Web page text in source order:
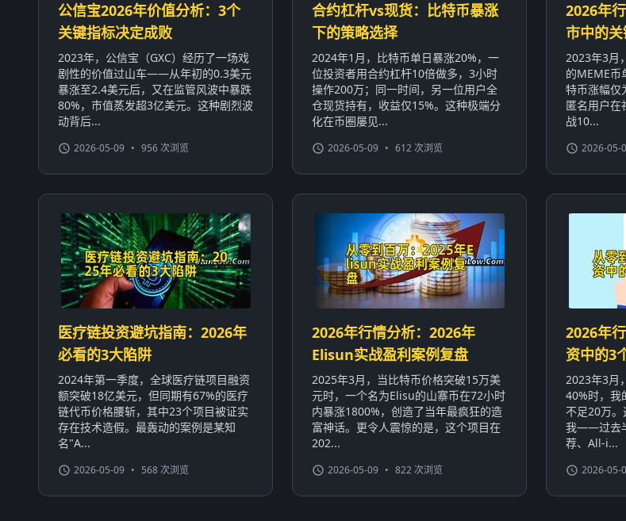
公信宝2026年价值分析：3个
关键指标决定成败
2023年，公信宝（GXC）经历了一场戏
剧性的价值过山车——从年初的0.3美元
暴涨至2.4美元后，又在监管风波中暴跌
80%，市值蒸发超3亿美元。这种剧烈波
动背后...
2026-05-09 • 956 次浏览
合约杠杆vs现货：比特币暴涨
下的策略选择
2024年1月，比特币单日暴涨20%，一
位投资者用合约杠杆10倍做多，3小时
操作200万；同一时间，另一位用户全
仓现货持有，收益仅15%。这种极端分
化在币圈屡见...
2026-05-09 • 612 次浏览
2026年
市中的
2023年3月
的MEME币
特币涨幅仅
匿名用户在
战10...
2026-05-
医疗链投资避坑指南：2026年
必看的3大陷阱
2024年第一季度，全球医疗链项目融资
额突破18亿美元，但同期有67%的医疗
链代币价格腰斩，其中23个项目被证实
存在技术造假。最轰动的案例是某知
名"A...
2026-05-09 • 568 次浏览
2026年行情分析：2026年
Elisun实战盈利案例复盘
2025年3月，当比特币价格突破15万美
元时，一个名为Elisu的山寨币在72小时
内暴涨1800%，创造了当年最疯狂的造
富神话。更令人震惊的是，这个项目在
202...
2026-05-09 • 822 次浏览
2026年
资中的3
2023年3月
40%时，我
不足20万
我——过去
荐、All-i...
2026-05-